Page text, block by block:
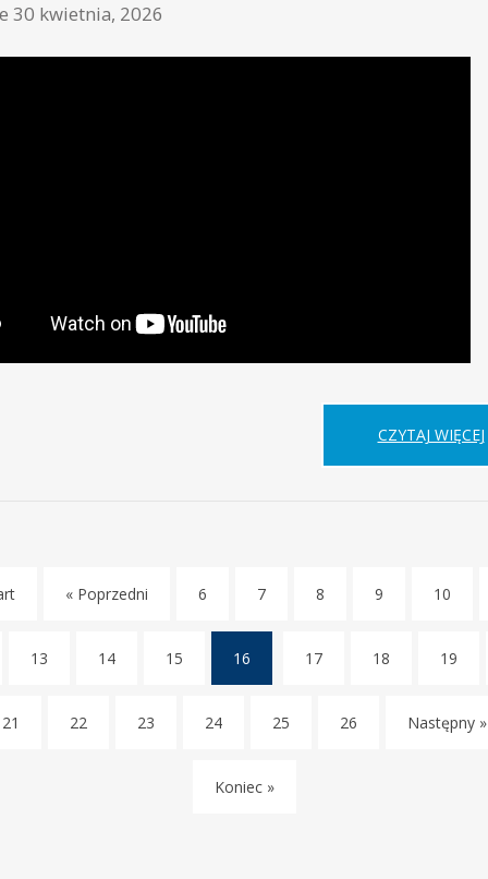
30 kwietnia, 2026
CZYTAJ WIĘCEJ2
« Poprzedni 6 7 8 9 10
13 14 15
16
17 18 19
21 22 23 24 25 26 Następny »
Koniec »